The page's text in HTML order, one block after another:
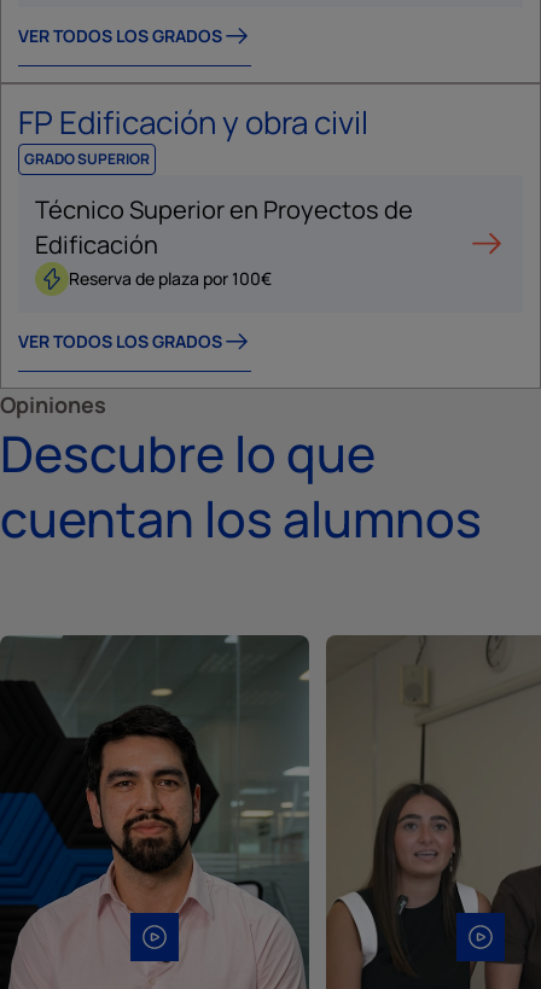
VER TODOS LOS GRADOS
FP Edificación y obra civil
GRADO SUPERIOR
Técnico Superior en Proyectos de
Edificación
Reserva de plaza por 100€
VER TODOS LOS GRADOS
Opiniones
Descubre lo que
cuentan los alumnos